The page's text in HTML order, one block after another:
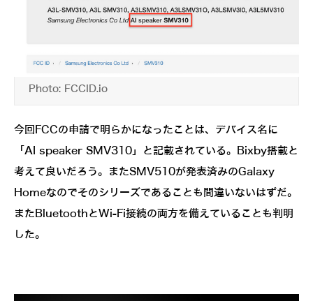
Photo: FCCID.io
今回FCCの申請で明らかになったことは、デバイス名に
「AI speaker SMV310」と記載されている。Bixby搭載と
考えて良いだろう。またSMV510が発表済みのGalaxy
Homeなのでそのシリーズであることも間違いないはずだ。
またBluetoothとWi-Fi接続の両方を備えていることも判明
した。